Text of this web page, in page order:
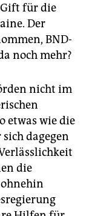
für die
Der
BND-
noch mehr?
nicht im
etwas wie die
dagegen
die